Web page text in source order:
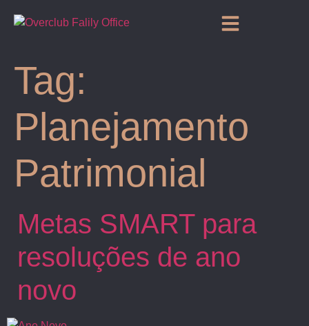
Tag:
Planejamento
Patrimonial
Metas SMART para
resoluções de ano
novo